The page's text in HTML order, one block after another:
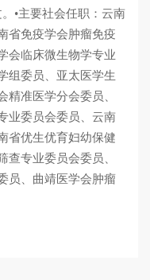
•主要社会任职：云南
省免疫学会肿瘤免疫
会临床微生物学专业
组委员、亚太医学生
精准医学分会委员、
业委员会委员、云南
省优生优育妇幼保健
查专业委员会委员、
员、曲靖医学会肿瘤